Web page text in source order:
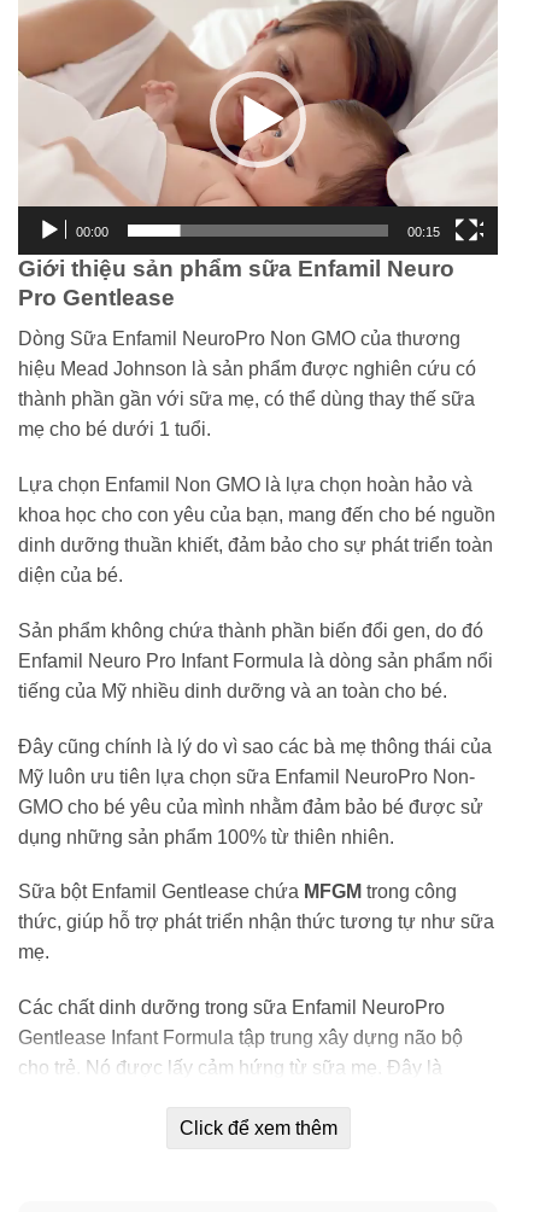
chơi
Video
00:00 00:15
Giới thiệu sản phẩm sữa Enfamil Neuro
Pro Gentlease
Dòng Sữa Enfamil NeuroPro Non GMO của thương
hiệu Mead Johnson là sản phẩm được nghiên cứu có
thành phần gần với sữa mẹ, có thể dùng thay thế sữa
mẹ cho bé dưới 1 tuổi.
Lựa chọn Enfamil Non GMO là lựa chọn hoàn hảo và
khoa học cho con yêu của bạn, mang đến cho bé nguồn
dinh dưỡng thuần khiết, đảm bảo cho sự phát triển toàn
diện của bé.
Sản phẩm không chứa thành phần biến đổi gen, do đó
Enfamil Neuro Pro Infant Formula là dòng sản phẩm nổi
tiếng của Mỹ nhiều dinh dưỡng và an toàn cho bé.
Đây cũng chính là lý do vì sao các bà mẹ thông thái của
Mỹ luôn ưu tiên lựa chọn sữa Enfamil NeuroPro Non-
GMO cho bé yêu của mình nhằm đảm bảo bé được sử
dụng những sản phẩm 100% từ thiên nhiên.
Sữa bột Enfamil Gentlease chứa MFGM trong công
thức, giúp hỗ trợ phát triển nhận thức tương tự như sữa
mẹ.
Các chất dinh dưỡng trong sữa Enfamil NeuroPro
Gentlease Infant Formula tập trung xây dựng não bộ
cho trẻ. Nó được lấy cảm hứng từ sữa mẹ. Đây là
Sữa Enfamil hộp giấy màu tím Enfamil Gentlease dành
Click để xem thêm